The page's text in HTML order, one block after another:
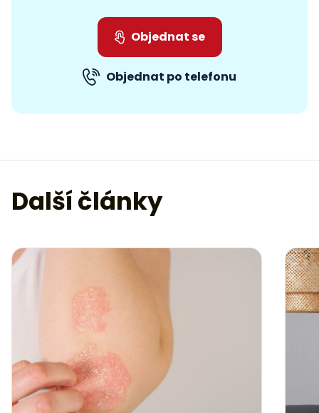
Objednat se
Objednat po telefonu
Další články